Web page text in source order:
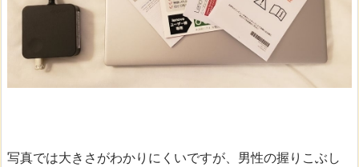
写真では大きさがわかりにくいですが、男性の握りこぶし